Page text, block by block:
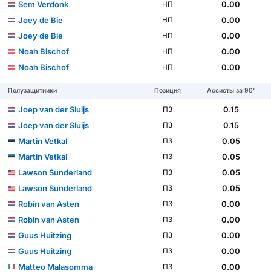
Sem Verdonk НП
0.00
Joey de Bie
НП
0.00
Joey de Bie
НП
0.00
Noah Bischof
НП
0.00
Noah Bischof
НП 0.00
Полузащитники Позиция Ассисты за 90'
Joep van der Sluijs ПЗ
0.15
Joep van der Sluijs
ПЗ
0.15
Martin Vetkal
ПЗ
0.05
Martin Vetkal
ПЗ
0.05
Lawson Sunderland
ПЗ
0.05
Lawson Sunderland
ПЗ
0.05
Robin van Asten
ПЗ
0.00
Robin van Asten
ПЗ
0.00
Guus Huitzing
ПЗ
0.00
Guus Huitzing
ПЗ
0.00
Matteo Malasomma
ПЗ
0.00